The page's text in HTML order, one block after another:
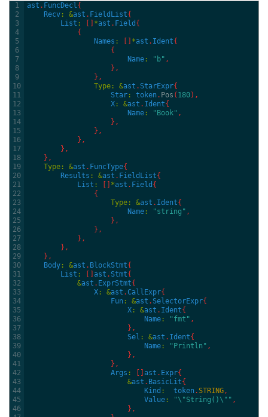
1
2
3
4
5
6
7
8
9
10
11
12
13
14
15
16
17
18
19
20
21
22
23
24
25
26
27
28
29
30
31
32
33
34
35
36
37
38
39
40
41
42
43
44
45
46
ast . FuncDecl {
Recv : &ast . FieldList{
List : [ ] *ast . Field {
{
Names : [ ] *ast . Ident{
{
Name : "b" ,
} ,
} ,
Type : &ast . StarExpr{
Star : token. Pos ( 180) ,
X : &ast . Ident{
Name : "Book" ,
} ,
} ,
} ,
} ,
} ,
Type : &ast . FuncType{
Results : &ast . FieldList{
List : [ ] *ast . Field {
{
Type : &ast . Ident{
Name : "string" ,
} ,
} ,
} ,
} ,
} ,
Body : &ast . BlockStmt{
List : [ ] ast . Stmt{
&ast . ExprStmt{
X : &ast .CallExpr{
Fun : &ast . SelectorExpr{
X : &ast . Ident{
Name : "fmt" ,
} ,
Sel : &ast . Ident{
Name : "Println" ,
} ,
} ,
Args : [ ] ast . Expr{
&ast . BasicLit{
Kind : token.STRING ,
Value : "\"String()\"" ,
} ,